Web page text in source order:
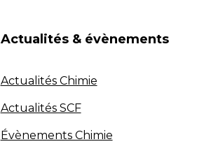
Actualités & évènements
Actualités Chimie
Actualités SCF
Évènements Chimie